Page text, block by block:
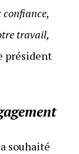
confiance,
travail,
président
souhaité